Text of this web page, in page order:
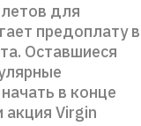
для
предоплату в
Оставшиеся
в конце
акция Virgin